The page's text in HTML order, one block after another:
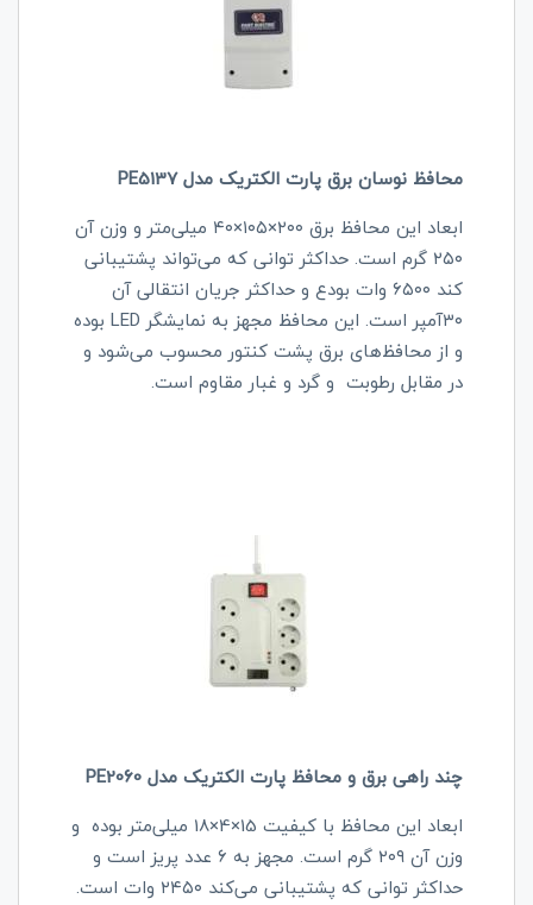
محافظ نوسان برق پارت الکتریک مدل PE5137
ابعاد این محافظ برق ۲۰۰×۱۰۵×۴۰ میلی‌متر و وزن آن
۲۵۰ گرم است. حداکثر توانی که می‌تواند پشتیبانی
کند ۶۵۰۰ وات بودع و حداکثر جریان انتقالی آن
۳۰آمپر است. این محافظ مجهز به نمایشگر LED بوده
و از محافظ‌های برق پشت کنتور محسوب می‌شود و
در مقابل رطوبت و گرد و غبار مقاوم است.
چند راهی برق و محافظ پارت الکتریک مدل PE2060
ابعاد این محافظ با کیفیت 15×4×18 میلی‌متر بوده و
وزن آن ۲۰۹ گرم است. مجهز به ۶ عدد پریز است و
حداکثر توانی که پشتیبانی می‌کند ۲۴۵۰ وات است.